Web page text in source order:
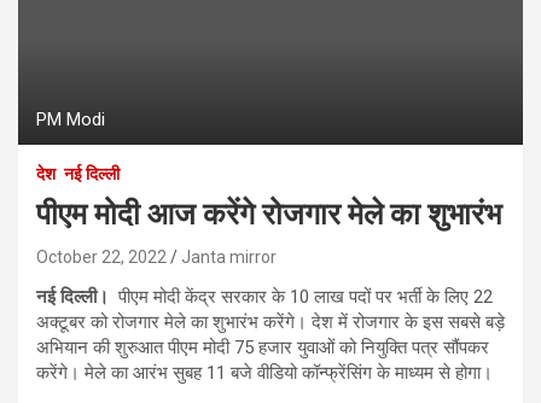
PM Modi
देश नई दिल्ली
पीएम मोदी आज करेंगे रोजगार मेले का शुभारंभ
October 22, 2022 Janta mirror
नई दिल्ली। पीएम मोदी केंद्र सरकार के 10 लाख पदों पर भर्ती के लिए 22
अक्‍टूबर को रोजगार मेले का शुभारंभ करेंगे। देश में रोजगार के इस सबसे बड़े
अभियान की शुरुआत पीएम मोदी 75 हजार युवाओं को नियुक्ति पत्र सौंपकर
करेंगे। मेले का आरंभ सुबह 11 बजे वीडियो कॉन्फ्रेंसिंग के माध्‍यम से होगा।